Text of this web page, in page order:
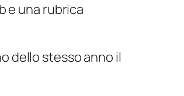
e una rubrica
dello stesso anno il